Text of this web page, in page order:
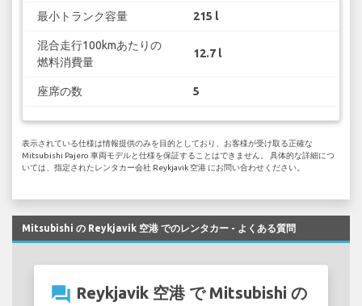
最小トランク容量 215 l
混合走行100kmあたりの
燃料消費量
12.7 l
座席の数 5
表示されている仕様は情報提供のみを目的としており、お客様が受け取る正確な
Mitsubishi Pajero 車両モデルと仕様を保証することはできません。 具体的な詳細につ
いては、指定されたレンタカー会社 Reykjavik 空港 にお問い合わせください。
Mitsubishi の Reykjavik 空港 でのレンタカー - よくある質問
question_answer Reykjavik 空港 で Mitsubishi の